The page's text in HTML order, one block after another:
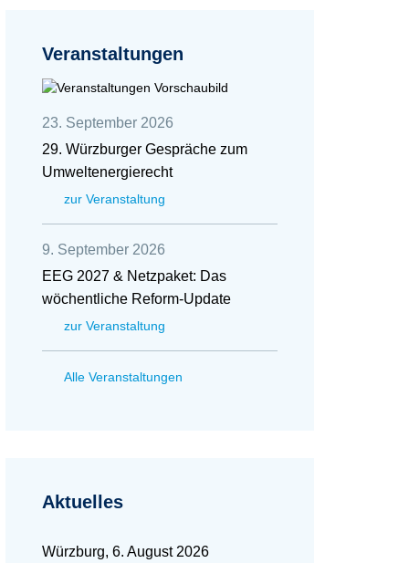
Veranstaltungen
23. September 2026
29. Würzburger Gespräche zum
Umweltenergierecht
zur Veranstaltung
9. September 2026
EEG 2027 & Netzpaket: Das
wöchentliche Reform-Update
zur Veranstaltung
Alle Veranstaltungen
Aktuelles
Würzburg, 6. August 2026